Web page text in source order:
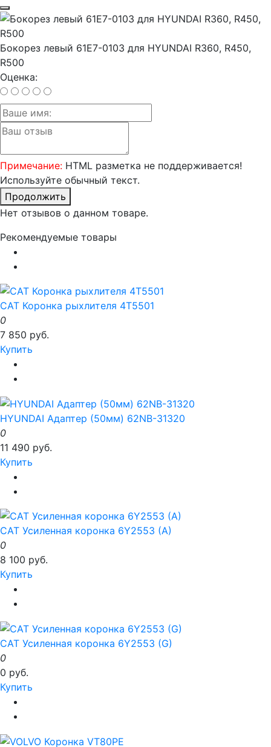
Бокорез левый 61E7-0103 для HYUNDAI R360, R450,
R500
Оценка:
Примечание: HTML разметка не поддерживается!
Используйте обычный текст.
Продолжить
Нет отзывов о данном товаре.
Рекомендуемые товары
CAT Коронка рыхлителя 4T5501
0
7 850 руб.
Купить
HYUNDAI Адаптер (50мм) 62NB-31320
0
11 490 руб.
Купить
CAT Усиленная коронка 6Y2553 (A)
0
8 100 руб.
Купить
CAT Усиленная коронка 6Y2553 (G)
0
0 руб.
Купить